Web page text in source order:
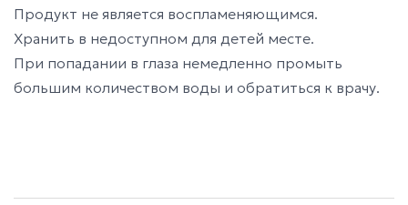
Продукт не является воспламеняющимся.
Хранить в недоступном для детей месте.
При попадании в глаза немедленно промыть
большим количеством воды и обратиться к врачу.